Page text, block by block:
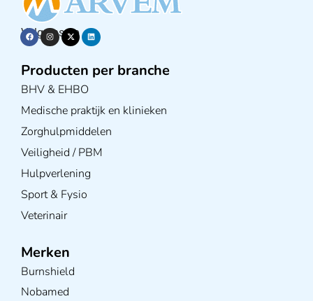
Volg ons op
Producten per branche
BHV & EHBO
Medische praktijk en klinieken
Zorghulpmiddelen
Veiligheid / PBM
Hulpverlening
Sport & Fysio
Veterinair
Merken
Burnshield
Nobamed